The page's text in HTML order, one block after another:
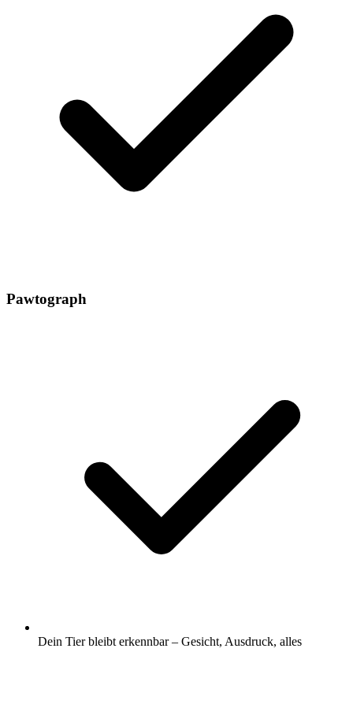
Pawtograph
Dein Tier bleibt erkennbar – Gesicht, Ausdruck, alles